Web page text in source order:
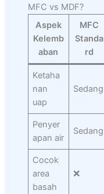
MFC vs MDF?
Aspek
Kelemb
aban
MFC
Standa
rd
Ketaha
nan
uap
Sedang
Penyer
apan air
Sedang
Cocok
area
basah
❌